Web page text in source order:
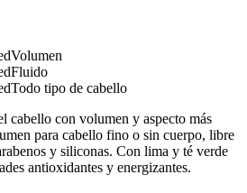
Volumen
Fluido
Todo tipo de cabello
cabello con volumen y aspecto más
para cabello fino o sin cuerpo, libre
y siliconas. Con lima y té verde
antioxidantes y energizantes.